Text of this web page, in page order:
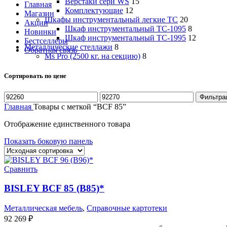
Главная
Магазин
Акции
Новинки
Бестселлеры
Обратная связь
Комплектующие 12
Шкафы инструментальный легкие ТС 20
Шкаф инструментальный TC-1095 8
Шкаф инструментальный TC-1995 12
Металлические стеллажи 8
Ms Pro (2500 кг. на секцию) 8
Сортировать по цене
Минимальная
цена
Максимальная
цена
Главная Товары с меткой “BCF 85”
Отображение единственного товара
Показать боковую панель
Сравнить
BISLEY BCF 85 (B85)*
Металлическая мебель, Справочные картотеки
92 269 ₽